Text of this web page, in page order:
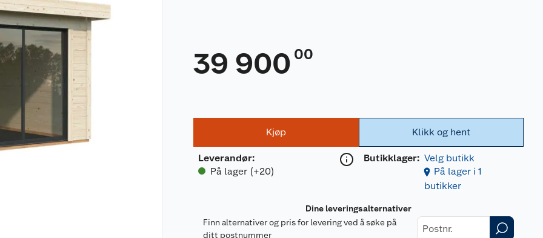
39 900 00
Kjøp
Leverandør:
På lager (+20)
Klikk og hent
Butikklager: Velg butikk
På lager i 1
butikker
Dine leveringsalternativer
Finn alternativer og pris for levering ved å søke på
ditt postnummer